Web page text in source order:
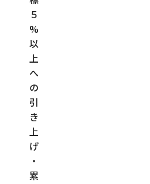
５
%
以
上
へ
の
引
き
上
げ
・
累